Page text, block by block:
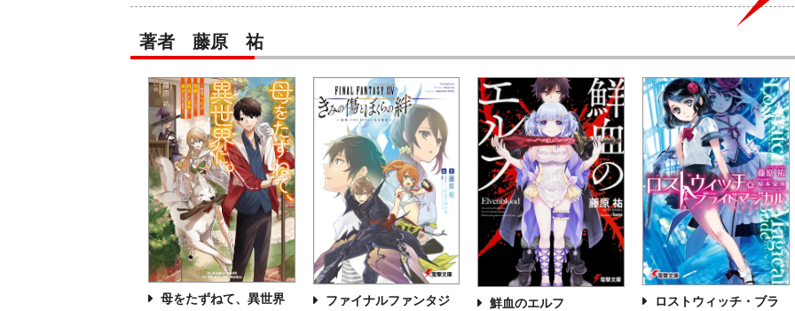
著者 藤原 祐
母をたずねて、異世界
ファイナルファンタジ
鮮血のエルフ
ロストウィッチ・ブラ